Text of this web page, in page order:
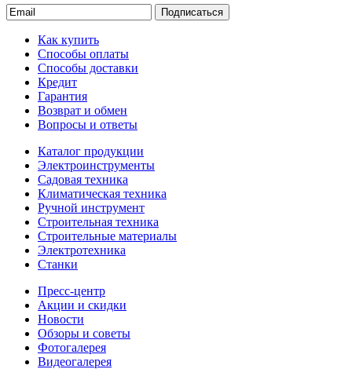
Подписаться
Как купить
Способы оплаты
Способы доставки
Кредит
Гарантия
Возврат и обмен
Вопросы и ответы
Каталог продукции
Электроинструменты
Садовая техника
Климатическая техника
Ручной инструмент
Строительная техника
Строительные материалы
Электротехника
Станки
Пресс-центр
Акции и скидки
Новости
Обзоры и советы
Фотогалерея
Видеогалерея